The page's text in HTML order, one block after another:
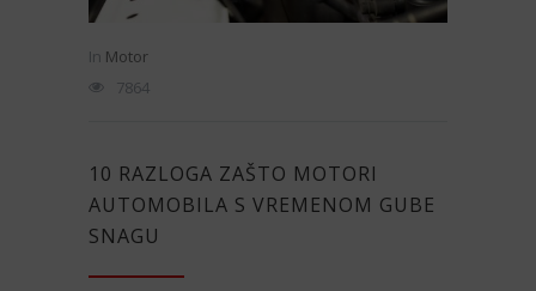
In Motor
7864
10 RAZLOGA ZAŠTO MOTORI
AUTOMOBILA S VREMENOM GUBE
SNAGU